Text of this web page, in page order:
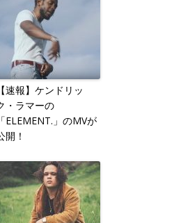
【速報】ケンドリッ
・ラマーの
「ELEMENT.」のMVが
開！